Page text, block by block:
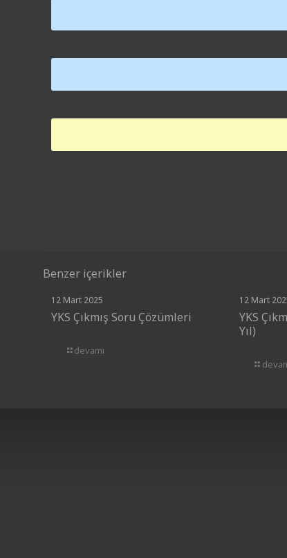
Benzer içerikler
12 Mart 2025
YKS Çıkmış Soru Çözümleri
devamı
12 Mart
YKS
Yıl)